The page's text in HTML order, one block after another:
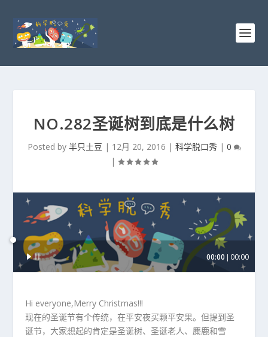
NO.282圣诞树到底是什么树
Posted by 半只土豆 | 12月 20, 2016 | 科学脱口秀| 0
|
频
播
00:00 00:00
Hi everyone,Merry Christmas!!!
现在的圣诞节有个传统，在平安夜买颗平安果。但提到圣
诞节，大家想起的肯定是圣诞树、圣诞老人、麋鹿和雪